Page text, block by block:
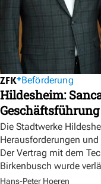
Beförderung
Hildesheim:
Die Stadtwerke
Herausforderungen
Der Vertrag mit dem
Birkenbusch wurde
Hans-Peter Hoeren